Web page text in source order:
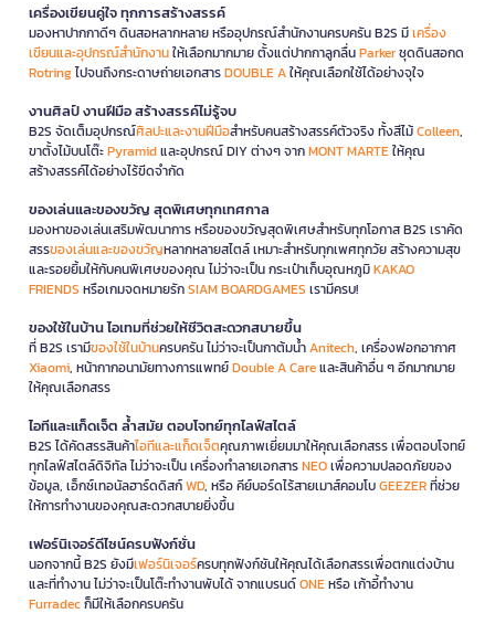
เครื่องเขียนคู่ใจ ทุกการสร้างสรรค์
มองหาปากกาดีๆ ดินสอหลากหลาย หรืออุปกรณ์สำนักงานครบครัน B2S มีเครื่อง
เขียนและอุปกรณ์สำนักงานให้เลือกมากมาย ตั้งแต่ปากกาลูกลื่นParkerชุดดินสอกด
Rotringไปจนถึงกระดาษถ่ายเอกสารDOUBLE Aให้คุณเลือกใช้ได้อย่างจุใจ
งานศิลป์ งานฝีมือ สร้างสรรค์ไม่รู้จบ
B2S จัดเต็มอุปกรณ์ศิลปะและงานฝีมือสำหรับคนสร้างสรรค์ตัวจริง ทั้งสีไม้Colleen,
ขาตั้งไม้บนโต๊ะPyramidและอุปกรณ์ DIY ต่างๆ จากMONT MARTEให้คุณ
สร้างสรรค์ได้อย่างไร้ขีดจำกัด
ของเล่นและของขวัญ สุดพิเศษทุกเทศกาล
มองหาของเล่นเสริมพัฒนาการ หรือของขวัญสุดพิเศษสำหรับทุกโอกาส B2S เราคัด
สรรของเล่นและของขวัญหลากหลายสไตล์ เหมาะสำหรับทุกเพศทุกวัย สร้างความสุข
และรอยยิ้มให้กับคนพิเศษของคุณ ไม่ว่าจะเป็น กระเป๋าเก็บอุณหภูมิKAKAO
FRIENDS หรือเกมจดหมายรักSIAM BOARDGAMES เรามีครบ!
ของใช้ในบ้าน ไอเทมที่ช่วยให้ชีวิตสะดวกสบายขึ้น
ที่ B2S เรามีของใช้ในบ้านครบครัน ไม่ว่าจะเป็นกาต้มน้ำAnitech, เครื่องฟอกอากาศ
Xiaomi, หน้ากากอนามัยทางการแพทย์Double A Careและสินค้าอื่น ๆ อีกมากมาย
ให้คุณเลือกสรร
ไอทีและแก็ดเจ็ต ล้ำสมัย ตอบโจทย์ทุกไลฟ์สไตล์
B2S ได้คัดสรรสินค้าไอทีและแก็ดเจ็ตคุณภาพเยี่ยมมาให้คุณเลือกสรร เพื่อตอบโจทย์
ทุกไลฟ์สไตล์ดิจิทัล ไม่ว่าจะเป็น เครื่องทำลายเอกสารNEOเพื่อความปลอดภัยของ
ข้อมูล, เอ็กซ์เทอนัลฮาร์ดดิสก์WD, หรือ คีย์บอร์ดไร้สายเมาส์คอมโบGEEZERที่ช่วย
ให้การทำงานของคุณสะดวกสบายยิ่งขึ้น
เฟอร์นิเจอร์ดีไซน์ครบฟังก์ชั่น
นอกจากนี้ B2S ยังมีเฟอร์นิเจอร์ครบทุกฟังก์ชันให้คุณได้เลือกสรรเพื่อตกแต่งบ้าน
และที่ทำงาน ไม่ว่าจะเป็นโต๊ะทำงานพับได้ จากแบรนด์ONEหรือ เก้าอี้ทำงาน
Furradecก็มีให้เลือกครบครัน